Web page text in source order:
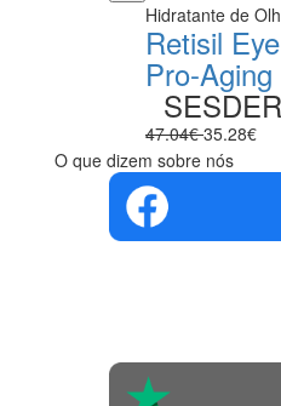
Hidratante de
Retisil
Pro-
47.04€35.28€
O que dizem sobre nós